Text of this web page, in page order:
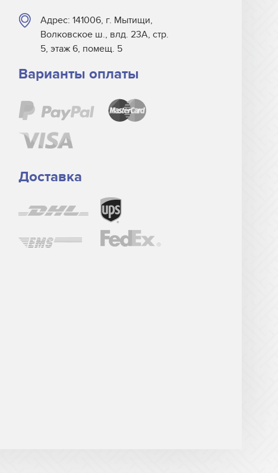
Адрес: 141006, г. Мытищи,
Волковское ш., влд. 23А, стр.
5, этаж 6, помещ. 5
Варианты оплаты
Доставка